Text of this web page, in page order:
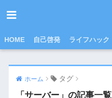
HOME 自己啓発 ライフハック
ホーム タグ
「サーバー」の記事一覧